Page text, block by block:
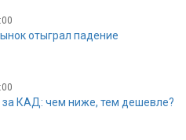
отыграл падение
за КАД: чем ниже, тем дешевле?